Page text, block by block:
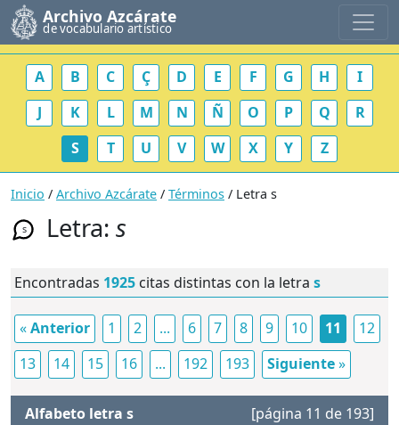
Archivo Azcárate
de vocabulario artístico
A B C Ç D E F G H
I
J
K L M N Ñ O P Q
R
S
T U V W X Y Z
Inicio / Archivo Azcárate / Términos / Letra s
s Letra: s
Encontradas 1925 citas distintas con la letra s
«Anterior 1 2 ... 6 7 8 9 10 11
12
13
14 15 16 ... 192 193 Siguiente»
Alfabeto letra s [página 11 de 193]